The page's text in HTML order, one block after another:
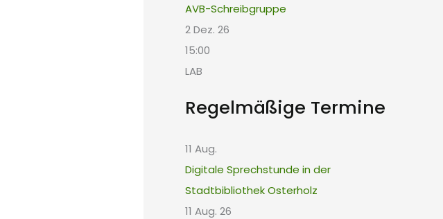
AVB-Schreibgruppe
2 Dez. 26
15:00
LAB
Regelmäßige Termine
11 Aug.
Digitale Sprechstunde in der
Stadtbibliothek Osterholz
11 Aug. 26